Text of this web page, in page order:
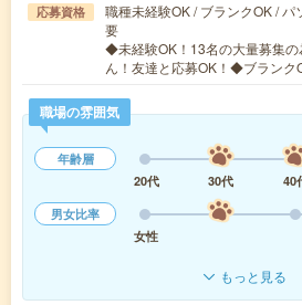
応募資格
職種未経験OK / ブランクOK /
要
◆未経験OK！13名の大量募集
ん！友達と応募OK！◆ブラン
職場の雰囲気
年齢層
20代
30代 40
男女比率
女性
もっと見る